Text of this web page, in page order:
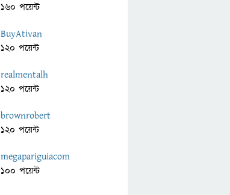
160 পয়েন্ট
BuyAtivan
120 পয়েন্ট
realmentalh
120 পয়েন্ট
brownrobert
120 পয়েন্ট
megapariguiacom
100 পয়েন্ট